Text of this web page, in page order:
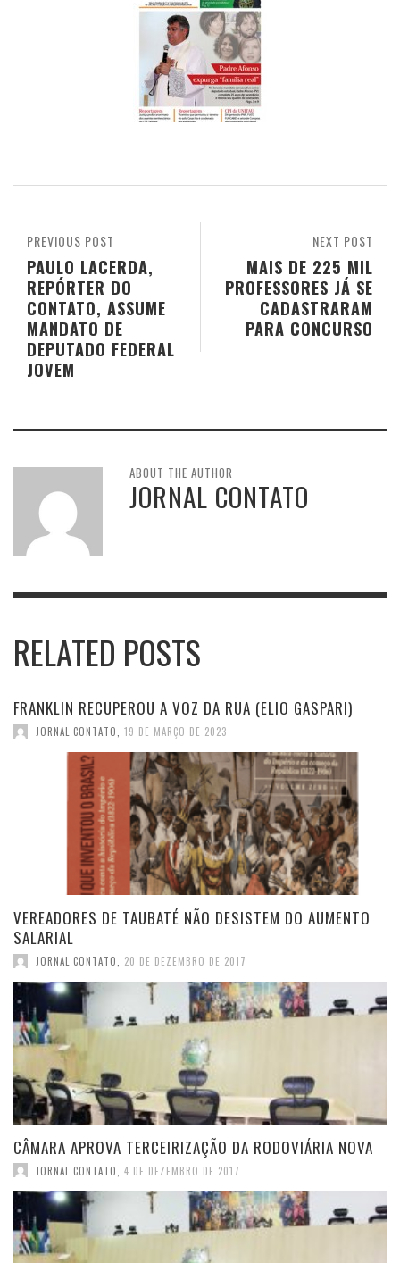
NEXT POST
MAIS DE 225 MIL
PROFESSORES JÁ SE
CADASTRARAM
PARA CONCURSO
PREVIOUS POST
PAULO LACERDA,
REPÓRTER DO
CONTATO, ASSUME
MANDATO DE
DEPUTADO FEDERAL
JOVEM
ABOUT THE AUTHOR
JORNAL CONTATO
RELATED POSTS
FRANKLIN RECUPEROU A VOZ DA RUA (ELIO GASPARI)
JORNAL CONTATO 19 DE MARÇO DE 2023
VEREADORES DE TAUBATÉ NÃO DESISTEM DO AUMENTO
SALARIAL
JORNAL CONTATO 20 DE DEZEMBRO DE 2017
CÂMARA APROVA TERCEIRIZAÇÃO DA RODOVIÁRIA NOVA
JORNAL CONTATO 4 DE DEZEMBRO DE 2017